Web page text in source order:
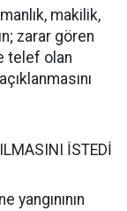
makilik,
zarar gören
telef olan
İSTEDİ
yangınının